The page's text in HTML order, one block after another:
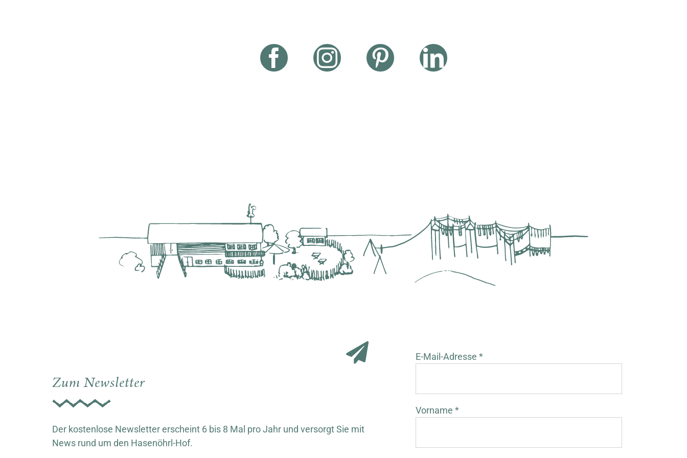
Zum Newsletter
Der kostenlose Newsletter erscheint 6 bis 8 Mal pro Jahr und versorgt Sie mit
News rund um den Hasenöhrl-Hof.
E-Mail-Adresse *
Vorname *